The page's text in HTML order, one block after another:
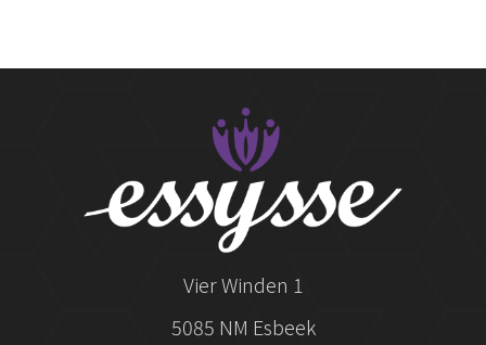
Vier Winden 1
5085 NM Esbeek